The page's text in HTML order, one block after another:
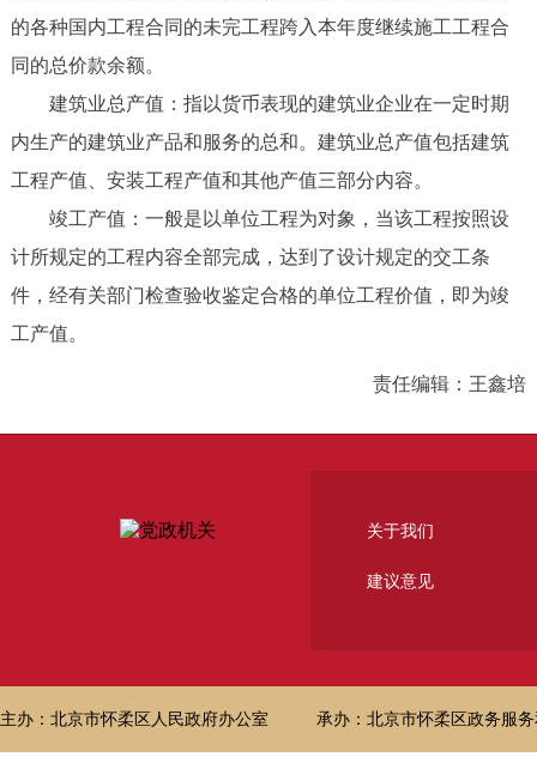
的各种国内工程合同的未完工程跨入本年度继续施工工程合
同的总价款余额。
建筑业总产值：指以货币表现的建筑业企业在一定时期
内生产的建筑业产品和服务的总和。建筑业总产值包括建筑
工程产值、安装工程产值和其他产值三部分内容。
竣工产值：一般是以单位工程为对象，当该工程按照设
计所规定的工程内容全部完成，达到了设计规定的交工条
件，经有关部门检查验收鉴定合格的单位工程价值，即为竣
工产值。
责任编辑：王鑫培
关于我们
建议意见
主办：北京市怀柔区人民政府办公室 承办：北京市怀柔区政务服